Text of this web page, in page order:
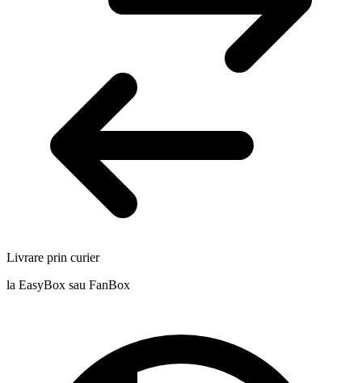
Livrare prin curier
la EasyBox sau FanBox